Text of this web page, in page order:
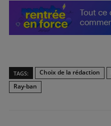
TAGS: Choix de la rédaction
Ray-ban